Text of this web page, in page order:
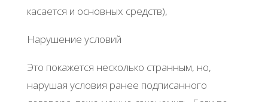
касается и основных средств),
Нарушение условий
Это покажется несколько странным, но,
нарушая условия ранее подписанного